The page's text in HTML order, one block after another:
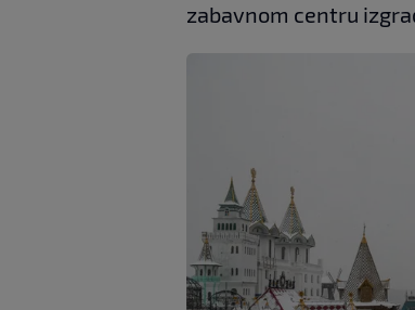
zabavnom centru